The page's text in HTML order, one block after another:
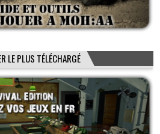
LE PLUS TÉLÉCHARGÉ